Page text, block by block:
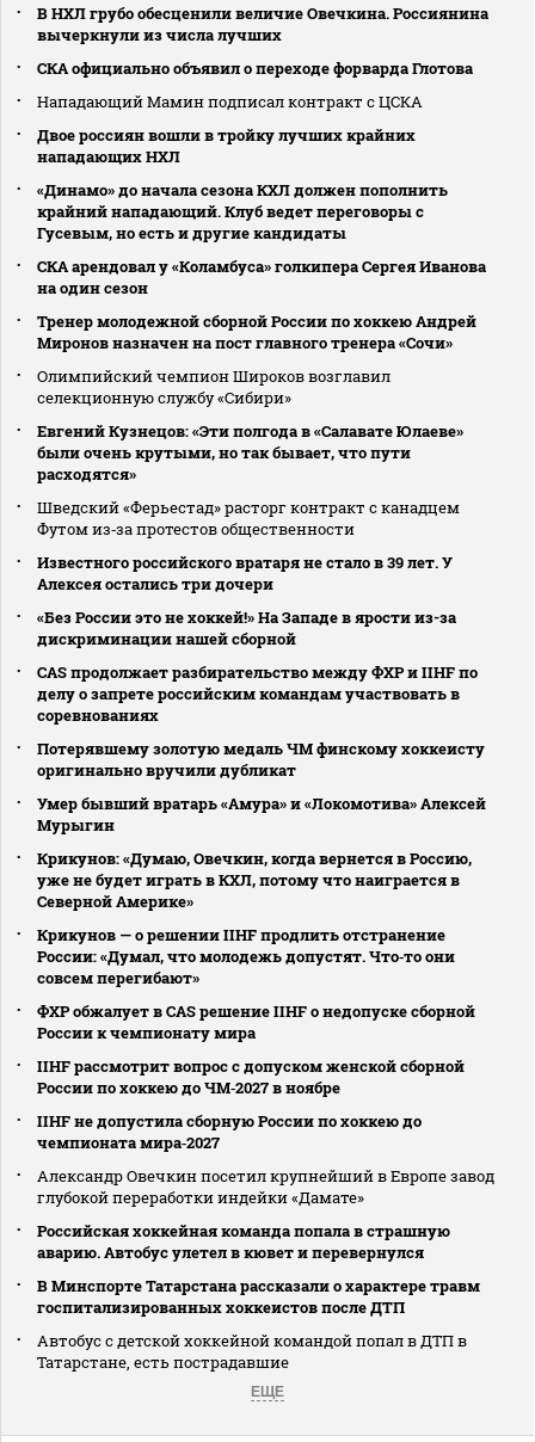
В НХЛ грубо обесценили величие Овечкина. Россиянина
вычеркнули из числа лучших
СКА официально объявил о переходе форварда Глотова
Нападающий Мамин подписал контракт с ЦСКА
Двое россиян вошли в тройку лучших крайних
нападающих НХЛ
«Динамо» до начала сезона КХЛ должен пополнить
крайний нападающий. Клуб ведет переговоры с
Гусевым, но есть и другие кандидаты
СКА арендовал у «Коламбуса» голкипера Сергея Иванова
на один сезон
Тренер молодежной сборной России по хоккею Андрей
Миронов назначен на пост главного тренера «Сочи»
Олимпийский чемпион Широков возглавил
селекционную службу «Сибири»
Евгений Кузнецов: «Эти полгода в «Салавате Юлаеве»
были очень крутыми, но так бывает, что пути
расходятся»
Шведский «Ферьестад» расторг контракт с канадцем
Футом из‑за протестов общественности
Известного российского вратаря не стало в 39 лет. У
Алексея остались три дочери
«Без России это не хоккей!» На Западе в ярости из-за
дискриминации нашей сборной
CAS продолжает разбирательство между ФХР и IIHF по
делу о запрете российским командам участвовать в
соревнованиях
Потерявшему золотую медаль ЧМ финскому хоккеисту
оригинально вручили дубликат
Умер бывший вратарь «Амура» и «Локомотива» Алексей
Мурыгин
Крикунов: «Думаю, Овечкин, когда вернется в Россию,
уже не будет играть в КХЛ, потому что наиграется в
Северной Америке»
Крикунов — о решении IIHF продлить отстранение
России: «Думал, что молодежь допустят. Что‑то они
совсем перегибают»
ФХР обжалует в CAS решение IIHF о недопуске сборной
России к чемпионату мира
IIHF рассмотрит вопрос с допуском женской сборной
России по хоккею до ЧМ‑2027 в ноябре
IIHF не допустила сборную России по хоккею до
чемпионата мира‑2027
Александр Овечкин посетил крупнейший в Европе завод
глубокой переработки индейки «Дамате»
Российская хоккейная команда попала в страшную
аварию. Автобус улетел в кювет и перевернулся
В Минспорте Татарстана рассказали о характере травм
госпитализированных хоккеистов после ДТП
Автобус с детской хоккейной командой попал в ДТП в
Татарстане, есть пострадавшие
ЕЩЕ